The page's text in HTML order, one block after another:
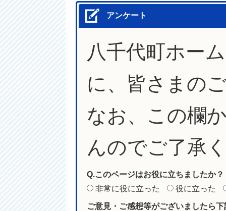
アンケート
八千代町ホー
に、皆さまの
なお、この欄
んのでご了承
Q.このページはお役に立ちましたか？
非常に役に立った
役に立った
ご意見・ご感想等がございましたら